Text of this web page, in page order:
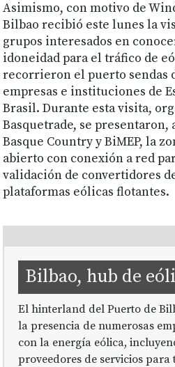
Asimismo, con motivo de
Bilbao recibió este lunes la
grupos interesados en
idoneidad para el tráfico de
recorrieron el puerto sendas
empresas e instituciones de
Brasil. Durante esta visita,
Basquetrade, se presentaron,
Basque Country y BiMEP, la
abierto con conexión a red
validación de convertidores
plataformas eólicas flotantes.
Bilbao, hub de
El hinterland del Puerto de
la presencia de numerosas
con la energía eólica,
proveedores de servicios para